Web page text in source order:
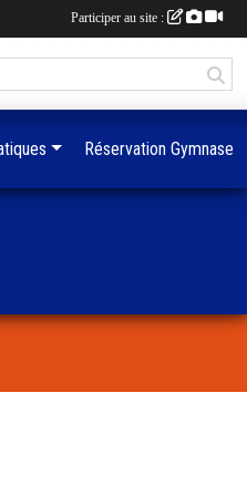
Réservation Gymnase
Participer au site :